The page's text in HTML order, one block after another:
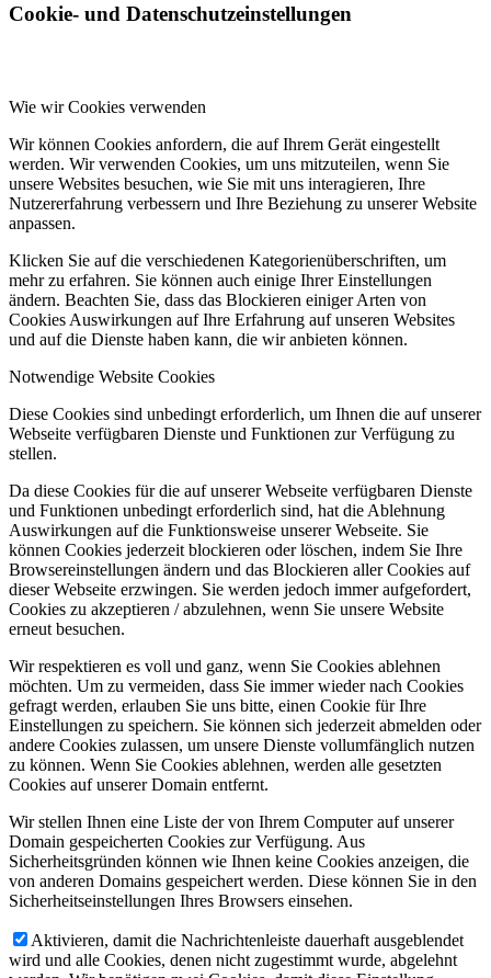
Cookie- und Datenschutzeinstellungen
Wie wir Cookies verwenden
Wir können Cookies anfordern, die auf Ihrem Gerät eingestellt
werden. Wir verwenden Cookies, um uns mitzuteilen, wenn Sie
unsere Websites besuchen, wie Sie mit uns interagieren, Ihre
Nutzererfahrung verbessern und Ihre Beziehung zu unserer Website
anpassen.
Klicken Sie auf die verschiedenen Kategorienüberschriften, um
mehr zu erfahren. Sie können auch einige Ihrer Einstellungen
ändern. Beachten Sie, dass das Blockieren einiger Arten von
Cookies Auswirkungen auf Ihre Erfahrung auf unseren Websites
und auf die Dienste haben kann, die wir anbieten können.
Notwendige Website Cookies
Diese Cookies sind unbedingt erforderlich, um Ihnen die auf unserer
Webseite verfügbaren Dienste und Funktionen zur Verfügung zu
stellen.
Da diese Cookies für die auf unserer Webseite verfügbaren Dienste
und Funktionen unbedingt erforderlich sind, hat die Ablehnung
Auswirkungen auf die Funktionsweise unserer Webseite. Sie
können Cookies jederzeit blockieren oder löschen, indem Sie Ihre
Browsereinstellungen ändern und das Blockieren aller Cookies auf
dieser Webseite erzwingen. Sie werden jedoch immer aufgefordert,
Cookies zu akzeptieren / abzulehnen, wenn Sie unsere Website
erneut besuchen.
Wir respektieren es voll und ganz, wenn Sie Cookies ablehnen
möchten. Um zu vermeiden, dass Sie immer wieder nach Cookies
gefragt werden, erlauben Sie uns bitte, einen Cookie für Ihre
Einstellungen zu speichern. Sie können sich jederzeit abmelden oder
andere Cookies zulassen, um unsere Dienste vollumfänglich nutzen
zu können. Wenn Sie Cookies ablehnen, werden alle gesetzten
Cookies auf unserer Domain entfernt.
Wir stellen Ihnen eine Liste der von Ihrem Computer auf unserer
Domain gespeicherten Cookies zur Verfügung. Aus
Sicherheitsgründen können wie Ihnen keine Cookies anzeigen, die
von anderen Domains gespeichert werden. Diese können Sie in den
Sicherheitseinstellungen Ihres Browsers einsehen.
Aktivieren, damit die Nachrichtenleiste dauerhaft ausgeblendet
wird und alle Cookies, denen nicht zugestimmt wurde, abgelehnt